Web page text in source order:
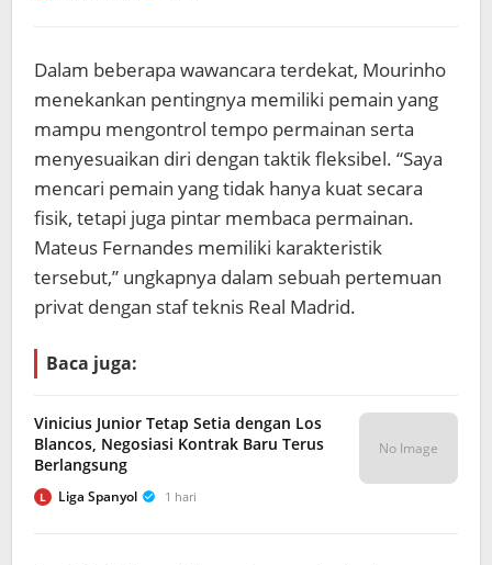
Dalam beberapa wawancara terdekat, Mourinho
menekankan pentingnya memiliki pemain yang
mampu mengontrol tempo permainan serta
menyesuaikan diri dengan taktik fleksibel. “Saya
mencari pemain yang tidak hanya kuat secara
fisik, tetapi juga pintar membaca permainan.
Mateus Fernandes memiliki karakteristik
tersebut,” ungkapnya dalam sebuah pertemuan
privat dengan staf teknis Real Madrid.
Baca juga:
Vinicius Junior Tetap Setia dengan Los
Blancos, Negosiasi Kontrak Baru Terus
Berlangsung
L Liga Spanyol 1 hari
No Image